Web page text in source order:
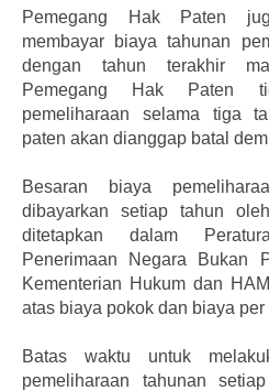
Pemegang Hak Paten
membayar biaya tahunan
dengan tahun terakhir
Pemegang Hak Paten
pemeliharaan selama tiga
paten akan dianggap batal
Besaran biaya
dibayarkan setiap tahun
ditetapkan dalam
Penerimaan Negara Bukan
Kementerian Hukum dan
atas biaya pokok dan biaya per
Batas waktu untuk
pemeliharaan tahunan